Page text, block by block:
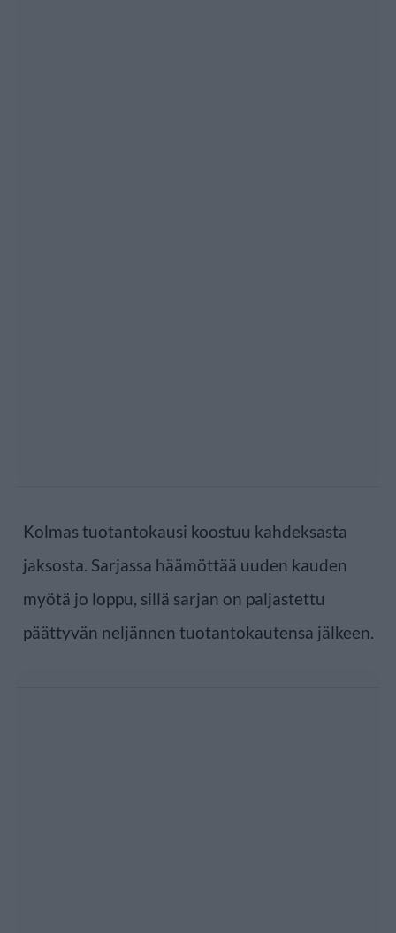
Kolmas tuotantokausi koostuu kahdeksasta
jaksosta. Sarjassa häämöttää uuden kauden
myötä jo loppu, sillä sarjan on paljastettu
päättyvän neljännen tuotantokautensa jälkeen.